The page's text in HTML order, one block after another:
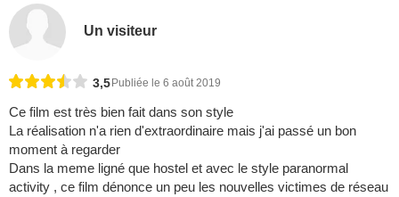
Un visiteur
3,5 Publiée le 6 août 2019
Ce film est très bien fait dans son style
La réalisation n'a rien d'extraordinaire mais j'ai passé un bon
moment à regarder
Dans la meme ligné que hostel et avec le style paranormal
activity , ce film dénonce un peu les nouvelles victimes de réseau